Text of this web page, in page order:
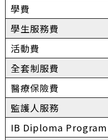
學費
學生服務費
活動費
全套制服費
醫療保險費
監護人服務
IB Diploma Program